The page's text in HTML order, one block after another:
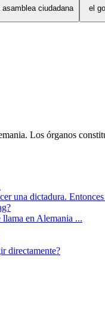
asamblea ciudadana
el
Los órganos
una dictadura. Entonces
en Alemania ...
directamente?